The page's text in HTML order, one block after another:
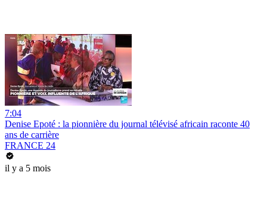
7:04
Denise Epoté : la pionnière du journal télévisé africain raconte 40
ans de carrière
FRANCE 24
il y a 5 mois